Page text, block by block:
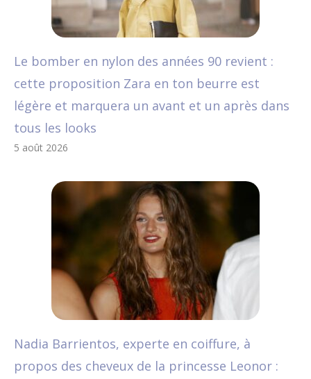
Le bomber en nylon des années 90 revient :
cette proposition Zara en ton beurre est
légère et marquera un avant et un après dans
tous les looks
5 août 2026
Nadia Barrientos, experte en coiffure, à
propos des cheveux de la princesse Leonor :